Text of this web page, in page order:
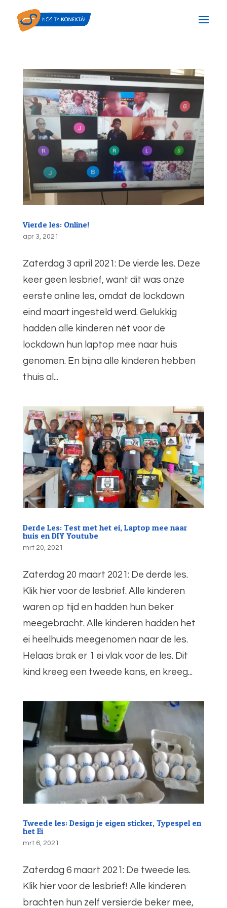
Vierde les: Online!
apr 3, 2021
Zaterdag 3 april 2021: De vierde les. Deze
keer geen lesbrief, want dit was onze
eerste online les, omdat de lockdown
eind maart ingesteld werd. Gelukkig
hadden alle kinderen nét voor de
lockdown hun laptop mee naar huis
genomen. En bijna alle kinderen hebben
thuis al...
Derde Les: Test met het ei, Laptop mee naar
huis en DIY Youtube
mrt 20, 2021
Zaterdag 20 maart 2021: De derde les.
Klik hier voor de lesbrief. Alle kinderen
waren op tijd en hadden hun beker
meegebracht. Alle kinderen hadden het
ei heelhuids meegenomen naar de les.
Helaas brak er 1 ei vlak voor de les. Dit
kind kreeg een tweede kans, en kreeg...
Tweede les: Design je eigen sticker, Typespel en
het Ei
mrt 6, 2021
Zaterdag 6 maart 2021: De tweede les.
Klik hier voor de lesbrief! Alle kinderen
brachten hun zelf versierde beker mee,